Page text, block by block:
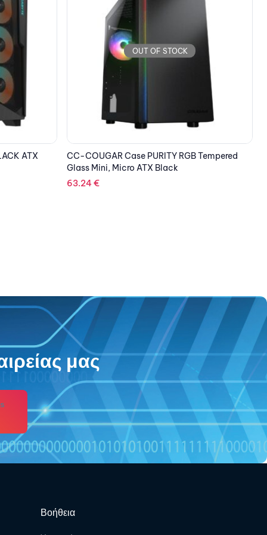
OUT OF STOCK
CC-COUGAR Case MX670 RGB Tempered
Glass Middle ATX Black (3x120mm ARGB fans
preinstalled)
μας
Βοήθεια